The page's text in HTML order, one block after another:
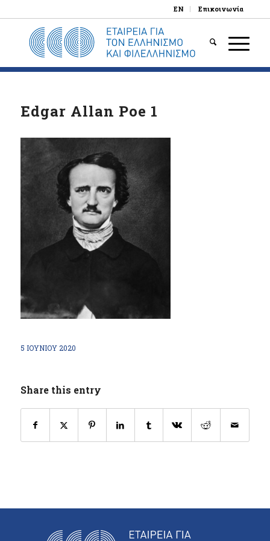
EN Επικοινωνία
Edgar Allan Poe 1
5 ΙΟΥΝΊΟΥ 2020
Share this entry